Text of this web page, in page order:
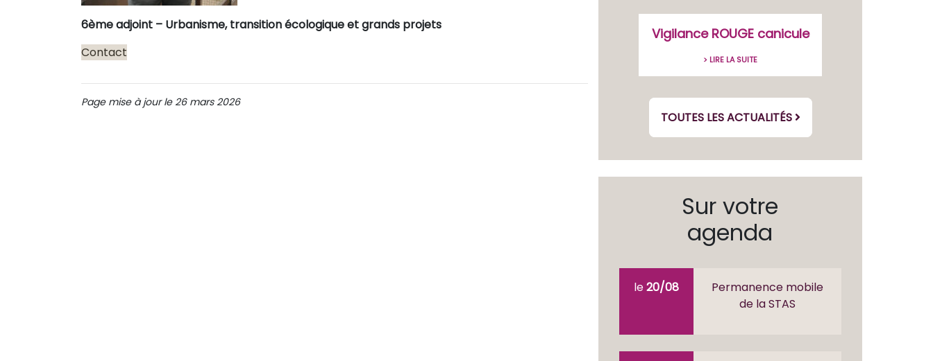
6ème adjoint – Urbanisme, transition écologique et grands projets
Contact
Page mise à jour le 26 mars 2026
Vigilance ROUGE canicule
> LIRE LA SUITE
TOUTES LES ACTUALITÉS
Sur votre
agenda
le20/08
Permanence mobile
de la STAS